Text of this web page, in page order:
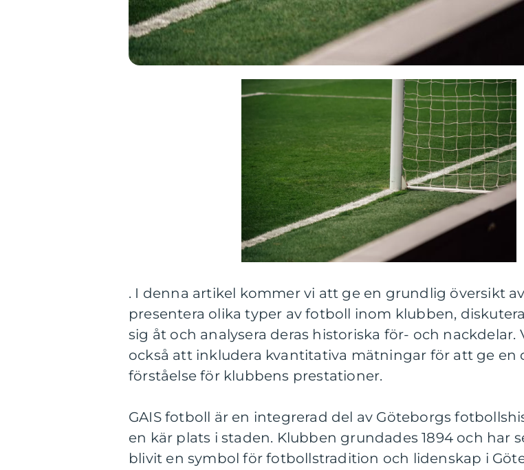
. I denna artikel kommer vi att ge en grundlig översikt
presentera olika typer av fotboll inom klubben,
sig åt och analysera deras historiska för- och nackdelar.
också att inkludera kvantitativa mätningar för att ge en
förståelse för klubbens prestationer.
GAIS fotboll är en integrerad del av Göteborgs
en kär plats i staden. Klubben grundades 1894 och har
blivit en symbol för fotbollstradition och lidenskap i